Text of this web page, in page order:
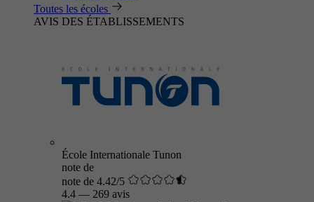
Toutes les écoles
AVIS DES ÉTABLISSEMENTS
École Internationale Tunon
note de
note de 4.42/5
4.4 — 269 avis